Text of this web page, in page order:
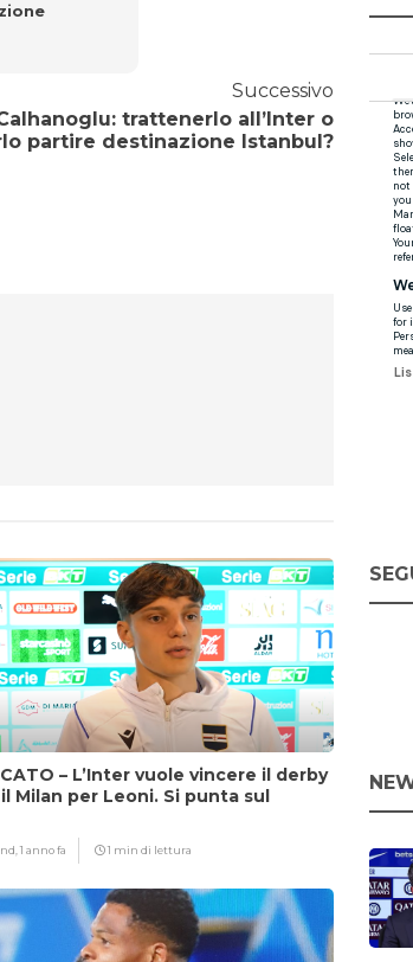
Successivo
trattenerlo all’Inter o
partire destinazione Istanbul?
– L’Inter vuole vincere il derby
Milan per Leoni. Si punta sul
1 anno fa 1 min di lettura